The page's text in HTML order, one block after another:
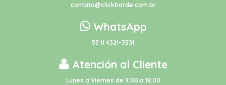
contato@clickborde.com.br
WhatsApp
55 11 4321-3531
Atención al Cliente
Lunes a Viernes de 9:00 a 18:00